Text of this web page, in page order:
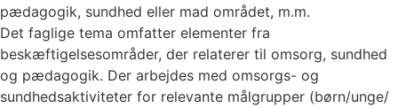
pædagogik, sundhed eller mad området, m.m.
Det faglige tema omfatter elementer fra
beskæftigelsesområder, der relaterer til omsorg, sundhed
og pædagogik. Der arbejdes med omsorgs- og
sundhedsaktiviteter for relevante målgrupper (børn/unge/